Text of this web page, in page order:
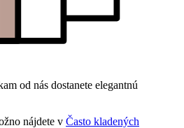
od nás dostanete elegantnú
nájdete v Často kladených